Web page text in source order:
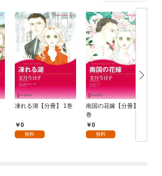
凍れる湖【分冊】 1巻
0
無料
南国の花嫁【分冊】 1
巻
0
無料